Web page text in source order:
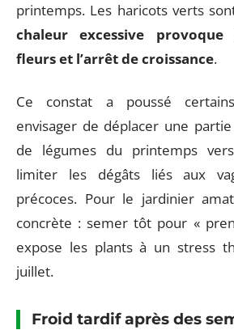
printemps. Les haricots verts
chaleur excessive
fleurs et l’arrêt de croissance.
Ce constat a poussé
envisager de déplacer une
de légumes du printemps
limiter les dégâts liés aux
précoces. Pour le jardinier
concrète : semer tôt pour «
expose les plants à un stress
juillet.
Froid tardif après des